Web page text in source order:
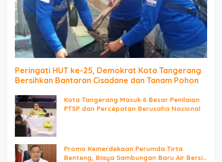
Peringati HUT ke-25, Demokrat Kota Tangerang
Bersihkan Bantaran Cisadane dan Tanam Pohon
Kota Tangerang Masuk 6 Besar Penilaian
PTSP dan Percepatan Berusaha Nasional
Promo Kemerdekaan Perumda Tirta
Benteng, Biaya Sambungan Baru Air Bersih